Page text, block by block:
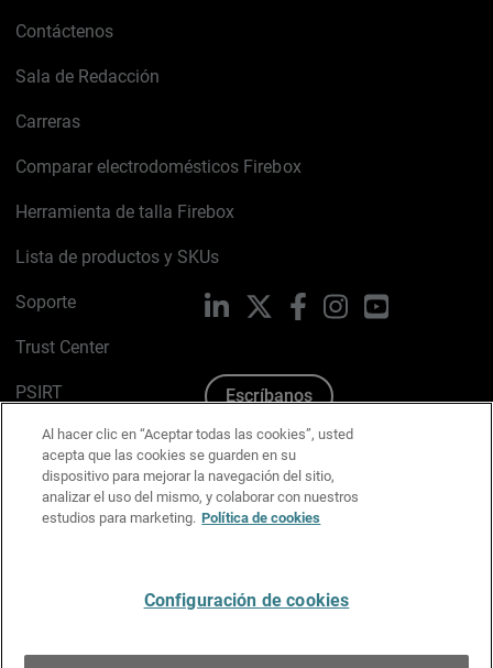
Contáctenos
Sala de Redacción
Carreras
Comparar electrodomésticos Firebox
Herramienta de talla Firebox
Lista de productos y SKUs
Soporte
Trust Center
PSIRT
Política de cookies
Política de privacidad
Kit de medios y marca
LinkedIn FacebookInstagramYouTube
Escríbanos
Al hacer clic en “Aceptar todas las cookies”, usted
acepta que las cookies se guarden en su
dispositivo para mejorar la navegación del sitio,
analizar el uso del mismo, y colaborar con nuestros
estudios para marketing. Política de cookies
Configuración de cookies